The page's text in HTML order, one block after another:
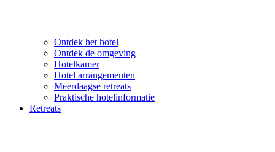
Ontdek het hotel
Ontdek de omgeving
Hotelkamer
Hotel arrangementen
Meerdaagse retreats
Praktische hotelinformatie
Retreats